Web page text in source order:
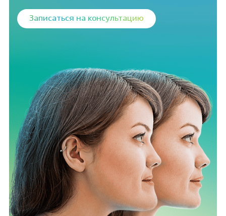
Записаться на консультацию